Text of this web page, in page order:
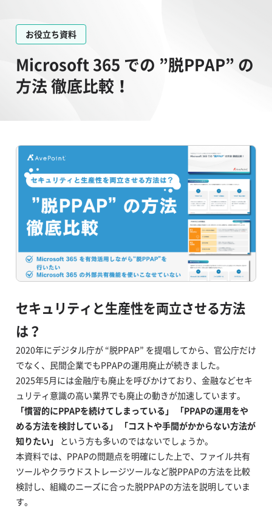
お役立ち資料
Microsoft 365 での ”脱PPAP” の
方法 徹底比較！
セキュリティと生産性を両立させる方法
は？
2020年にデジタル庁が “脱PPAP” を提唱してから、官公庁だけ
でなく、民間企業でもPPAPの運用廃止が続きました。
2025年5月には金融庁も廃止を呼びかけており、金融などセキ
ュリティ意識の高い業界でも廃止の動きが加速しています。
「慣習的にPPAPを続けてしまっている」 「PPAPの運用をや
める方法を検討している」 「コストや手間がかからない方法が
知りたい」
という方も多いのではないでしょうか。
本資料では、PPAPの問題点を明確にした上で、ファイル共有
ツールやクラウドストレージツールなど脱PPAPの方法を比較
検討し、組織のニーズに合った脱PPAPの方法を説明していま
す。